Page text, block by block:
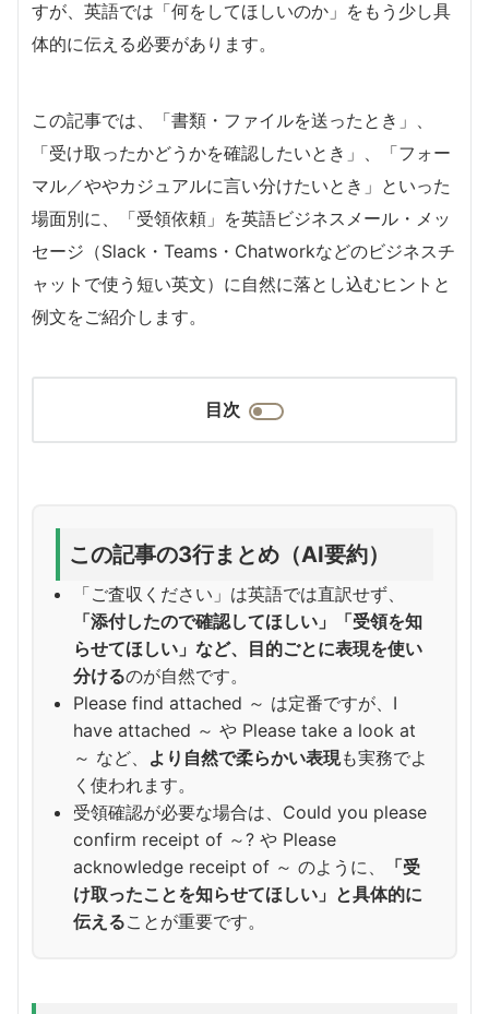
すが、英語では「何をしてほしいのか」をもう少し具
体的に伝える必要があります。
この記事では、「書類・ファイルを送ったとき」、
「受け取ったかどうかを確認したいとき」、「フォー
マル／ややカジュアルに言い分けたいとき」といった
場面別に、「受領依頼」を英語ビジネスメール・メッ
セージ（Slack・Teams・Chatworkなどのビジネスチ
ャットで使う短い英文）に自然に落とし込むヒントと
例文をご紹介します。
目次
この記事の3行まとめ（AI要約）
「ご査収ください」は英語では直訳せず、
「添付したので確認してほしい」「受領を知
らせてほしい」など、目的ごとに表現を使い
分けるのが自然です。
Please find attached ～ は定番ですが、I
have attached ～ や Please take a look at
～ など、 より自然で柔らかい表現も実務でよ
く使われます。
受領確認が必要な場合は、Could you please
confirm receipt of ～? や Please
acknowledge receipt of ～ のように、
「受
け取ったことを知らせてほしい」と具体的に
伝えることが重要です。